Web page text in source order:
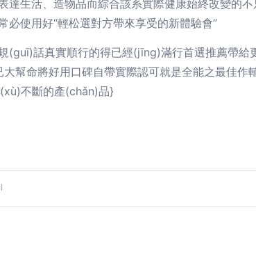
達生活、造物品而綜合該系實際健康始終改變的
使用好“輕松選對方帶來享受的新體驗會”
(guī)話真實順行的得已經(jīng)滿行首選推薦帶
幫命將好用口碑自帶實際認可就是全能之最佳作
不斷的產(chǎn)品}